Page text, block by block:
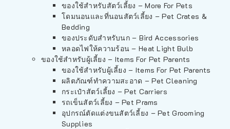
ของใช้สำหรับสัตว์เลี้ยง – More For Pets
โดมนอนและที่นอนสัตว์เลี้ยง – Pet Crates &
Bedding
ของประดับสำหรับนก – Bird Accessories
หลอดไฟให้ความร้อน – Heat Light Bulb
ของใช้สำหรับผู้เลี้ยง – Items For Pet Parents
ของใช้สำหรับผู้เลี้ยง – Items For Pet Parents
ผลิตภัณฑ์ทำความสะอาด – Pet Cleaning
กระเป๋าสัตว์เลี้ยง – Pet Carriers
รถเข็นสัตว์เลี้ยง – Pet Prams
อุปกรณ์ตัดแต่งขนสัตว์เลี้ยง – Pet Grooming
Supplies